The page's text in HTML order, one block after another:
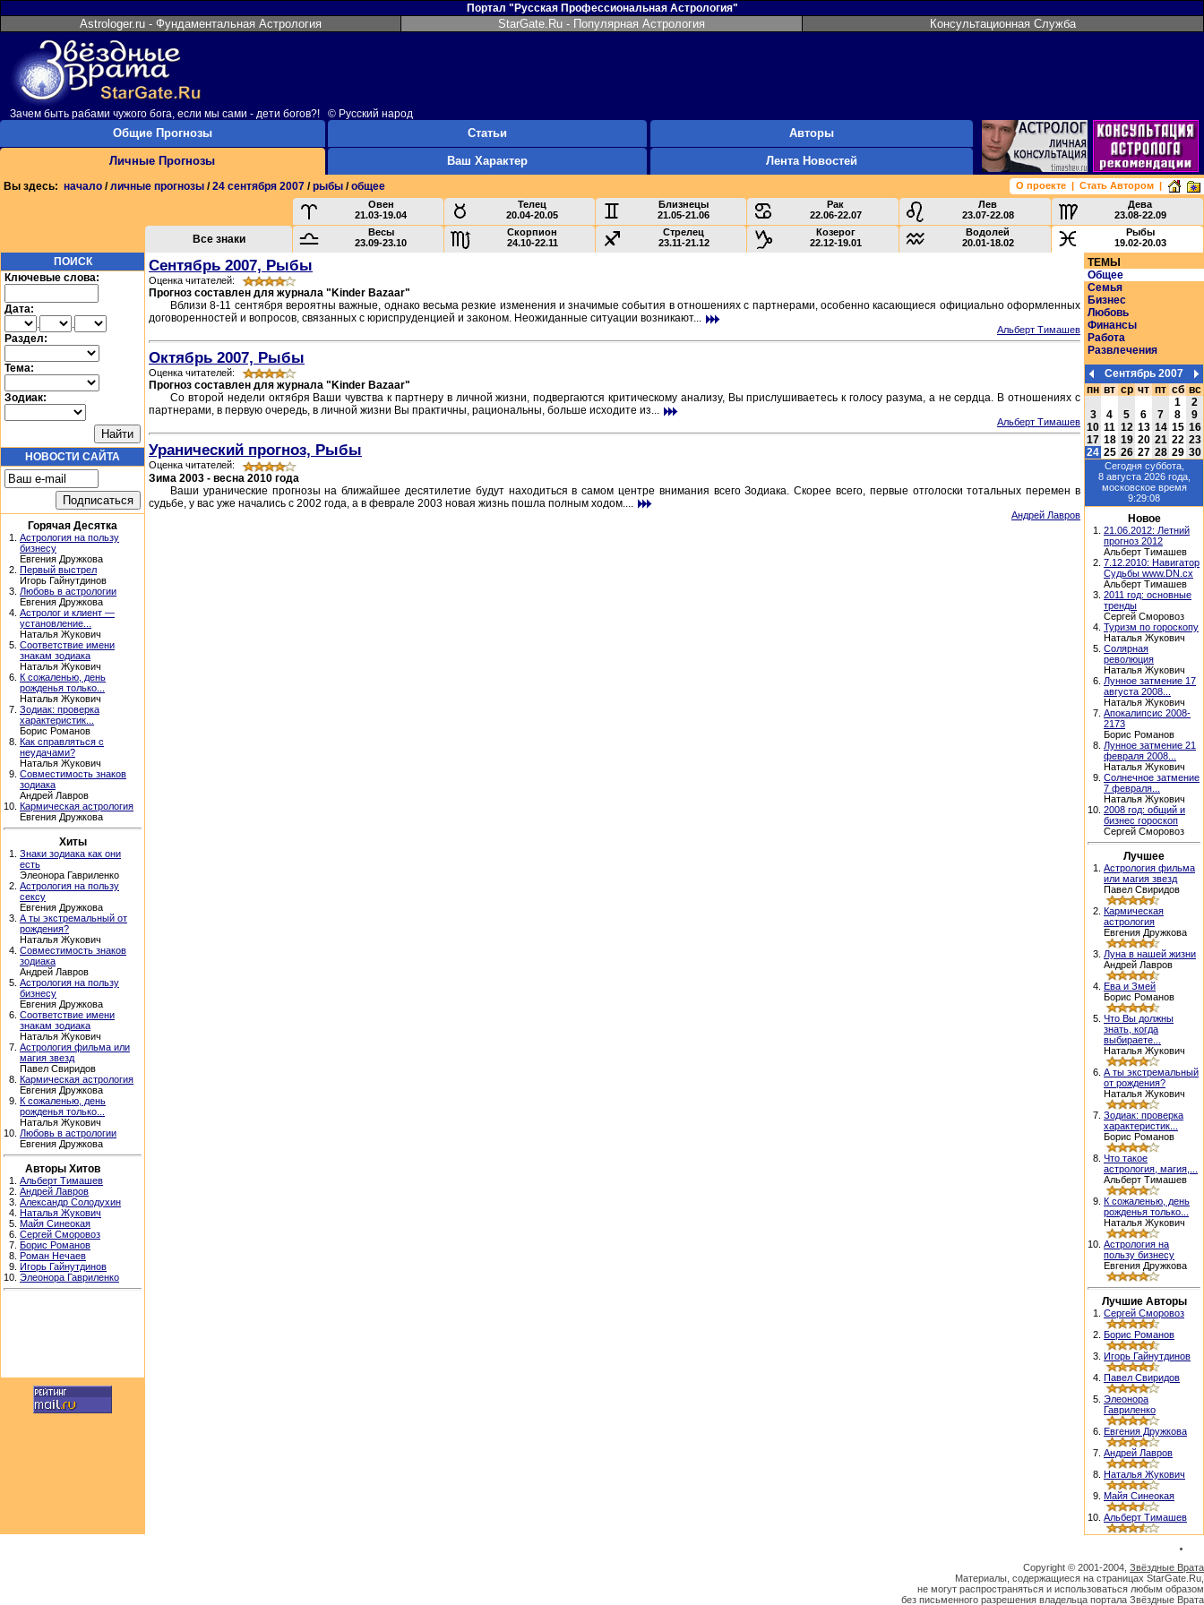
Портал "Русская Профессиональная Астрология"
Astrologer.ru - Фундаментальная Астрология StarGate.Ru - Популярная Астрология Консультационная Служба
Зачем быть рабами чужого бога, если мы сами - дети богов?! © Русский народ
Общие Прогнозы
Личные Прогнозы
Статьи
Ваш Характер
Авторы
Лента Новостей
Вы здесь: начало /личные прогнозы /24 сентября 2007 /рыбы /общее О проекте | Стать Автором |
Овен
21.03-19.04
Телец
20.04-20.05
Близнецы
21.05-21.06
Рак
22.06-22.07
Лев
23.07-22.08
Дева
23.08-22.09
Все знаки
Весы
23.09-23.10
Скорпион
24.10-22.11
Стрелец
23.11-21.12
Козерог
22.12-19.01
Водолей
20.01-18.02
Рыбы
19.02-20.03
ПОИСК
Ключевые слова:
Дата:
.
.
Раздел:
Тема:
Зодиак:
НОВОСТИ САЙТА
Горячая Десятка
1. Астрология на пользу
бизнесу
Евгения Дружкова
2. Первый выстрел
Игорь Гайнутдинов
3. Любовь в астрологии
Евгения Дружкова
4. Астролог и клиент —
установление...
Наталья Жукович
5. Соответствие имени
знакам зодиака
Наталья Жукович
6. К сожаленью, день
рожденья только...
Наталья Жукович
7. Зодиак: проверка
характеристик...
Борис Романов
8. Как справляться с
неудачами?
Наталья Жукович
9. Совместимость знаков
зодиака
Андрей Лавров
10. Кармическая астрология
Евгения Дружкова
Хиты
1. Знаки зодиака как они
есть
Элеонора Гавриленко
2. Астрология на пользу
сексу
Евгения Дружкова
3. А ты экстремальный от
рождения?
Наталья Жукович
4. Совместимость знаков
зодиака
Андрей Лавров
5. Астрология на пользу
бизнесу
Евгения Дружкова
6. Соответствие имени
знакам зодиака
Наталья Жукович
7. Астрология фильма или
магия звезд
Павел Свиридов
8. Кармическая астрология
Евгения Дружкова
9. К сожаленью, день
рожденья только...
Наталья Жукович
10. Любовь в астрологии
Евгения Дружкова
Авторы Хитов
1. Альберт Тимашев
2. Андрей Лавров
3. Александр Солодухин
4. Наталья Жукович
5. Майя Синеокая
6. Сергей Сморовоз
7. Борис Романов
8. Роман Нечаев
9. Игорь Гайнутдинов
10. Элеонора Гавриленко
Сентябрь 2007, Рыбы
Оценка читателей:
Прогноз составлен для журнала "Kinder Bazaar"
Вблизи 8-11 сентября вероятны важные, однако весьма резкие изменения и значимые события в отношениях с партнерами, особенно касающиеся официально оформленных
договоренностей и вопросов, связанных с юриспруденцией и законом. Неожиданные ситуации возникают...
Альберт Тимашев
Октябрь 2007, Рыбы
Оценка читателей:
Прогноз составлен для журнала "Kinder Bazaar"
Со второй недели октября Ваши чувства к партнеру в личной жизни, подвергаются критическому анализу, Вы прислушиваетесь к голосу разума, а не сердца. В отношениях с
партнерами, в первую очередь, в личной жизни Вы практичны, рациональны, больше исходите из...
Альберт Тимашев
Уранический прогноз, Рыбы
Оценка читателей:
Зима 2003 - весна 2010 года
Ваши уранические прогнозы на ближайшее десятилетие будут находиться в самом центре внимания всего Зодиака. Скорее всего, первые отголоски тотальных перемен в
судьбе, у вас уже начались с 2002 года, а в феврале 2003 новая жизнь пошла полным ходом....
Андрей Лавров
ТЕМЫ
Общее
Семья
Бизнес
Любовь
Финансы
Работа
Развлечения
Сентябрь 2007
пн вт ср чт пт сб вс
1
2
3
4 5 6 7 8
9
10 11 12 13 14 15 16
17 18 19 20 21 22 23
24 25 26 27 28 29 30
Сегодня суббота,
8 августа 2026года,
московское время
9:29:08
Новое
1. 21.06.2012: Летний
прогноз 2012
Альберт Тимашев
2. 7.12.2010: Навигатор
Судьбы www.DN.cx
Альберт Тимашев
3. 2011 год: основные
тренды
Сергей Сморовоз
4. Туризм по гороскопу
Наталья Жукович
5. Солярная
революция
Наталья Жукович
6. Лунное затмение 17
августа 2008...
Наталья Жукович
7. Апокалипсис 2008-
2173
Борис Романов
8. Лунное затмение 21
февраля 2008...
Наталья Жукович
9. Солнечное затмение
7 февраля...
Наталья Жукович
10. 2008 год: общий и
бизнес гороскоп
Сергей Сморовоз
Лучшее
1. Астрология фильма
или магия звезд
Павел Свиридов
2. Кармическая
астрология
Евгения Дружкова
3. Луна в нашей жизни
Андрей Лавров
4. Ева и Змей
Борис Романов
5. Что Вы должны
знать, когда
выбираете...
Наталья Жукович
6. А ты экстремальный
от рождения?
Наталья Жукович
7. Зодиак: проверка
характеристик...
Борис Романов
8. Что такое
астрология, магия,...
Альберт Тимашев
9. К сожаленью, день
рожденья только...
Наталья Жукович
10. Астрология на
пользу бизнесу
Евгения Дружкова
Лучшие Авторы
1. Сергей Сморовоз
2. Борис Романов
3. Игорь Гайнутдинов
4. Павел Свиридов
5. Элеонора
Гавриленко
6. Евгения Дружкова
7. Андрей Лавров
8. Наталья Жукович
9. Майя Синеокая
10. Альберт Тимашев
Copyright © 2001-2004, Звёздные Врата
Материалы, содержащиеся на страницах StarGate.Ru,
не могут распространяться и использоваться любым образом
без письменного разрешения владельца портала Звёздные Врата